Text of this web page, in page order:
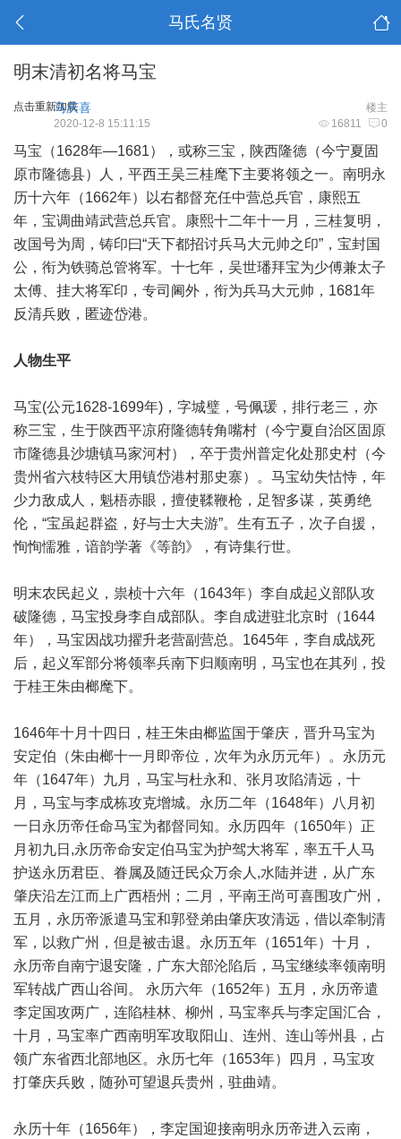
马氏名贤
明末清初名将马宝
点击重新加载 楼主
马庆喜
16811 0
2020-12-8 15:11:15
马宝（1628年—1681），或称三宝，陕西隆德（今宁夏固
原市隆德县）人，平西王吴三桂麾下主要将领之一。南明永
历十六年（1662年）以右都督充任中营总兵官，康熙五
年，宝调曲靖武营总兵官。康熙十二年十一月，三桂复明，
改国号为周，铸印曰“天下都招讨兵马大元帅之印”，宝封国
公，衔为铁骑总管将军。十七年，吴世璠拜宝为少傅兼太子
太傅、挂大将军印，专司阃外，衔为兵马大元帅，1681年
反清兵败，匿迹岱港。
人物生平
马宝(公元1628-1699年)，字城璧，号佩瑗，排行老三，亦
称三宝，生于陕西平凉府隆德转角嘴村（今宁夏自治区固原
市隆德县沙塘镇马家河村），卒于贵州普定化处那史村（今
贵州省六枝特区大用镇岱港村那史寨）。马宝幼失怙恃，年
少力敌成人，魁梧赤眼，擅使鞣鞭枪，足智多谋，英勇绝
伦，“宝虽起群盗，好与士大夫游”。生有五子，次子自援，
恂恂懦雅，谙韵学著《等韵》，有诗集行世。
明末农民起义，祟桢十六年（1643年）李自成起义部队攻
破隆德，马宝投身李自成部队。李自成进驻北京时（1644
年），马宝因战功擢升老营副营总。1645年，李自成战死
后，起义军部分将领率兵南下归顺南明，马宝也在其列，投
于桂王朱由榔麾下。
1646年十月十四日，桂王朱由榔监国于肇庆，晋升马宝为
安定伯（朱由榔十一月即帝位，次年为永历元年）。永历元
年（1647年）九月，马宝与杜永和、张月攻陷清远，十
月，马宝与李成栋攻克增城。永历二年（1648年）八月初
一日永历帝任命马宝为都督同知。永历四年（1650年）正
月初九日,永历帝命安定伯马宝为护驾大将军，率五千人马
护送永历君臣、眷属及随迁民众万余人,水陆并进，从广东
肇庆沿左江而上广西梧州；二月，平南王尚可喜围攻广州，
五月，永历帝派遣马宝和郭登弟由肇庆攻清远，借以牵制清
军，以救广州，但是被击退。永历五年（1651年）十月，
永历帝自南宁退安隆，广东大部沦陷后，马宝继续率领南明
军转战广西山谷间。 永历六年（1652年）五月，永历帝遣
李定国攻两广，连陷桂林、柳州，马宝率兵与李定国汇合，
十月，马宝率广西南明军攻取阳山、连州、连山等州县，占
领广东省西北部地区。永历七年（1653年）四月，马宝攻
打肇庆兵败，随孙可望退兵贵州，驻曲靖。
永历十年（1656年），李定国迎接南明永历帝进入云南，